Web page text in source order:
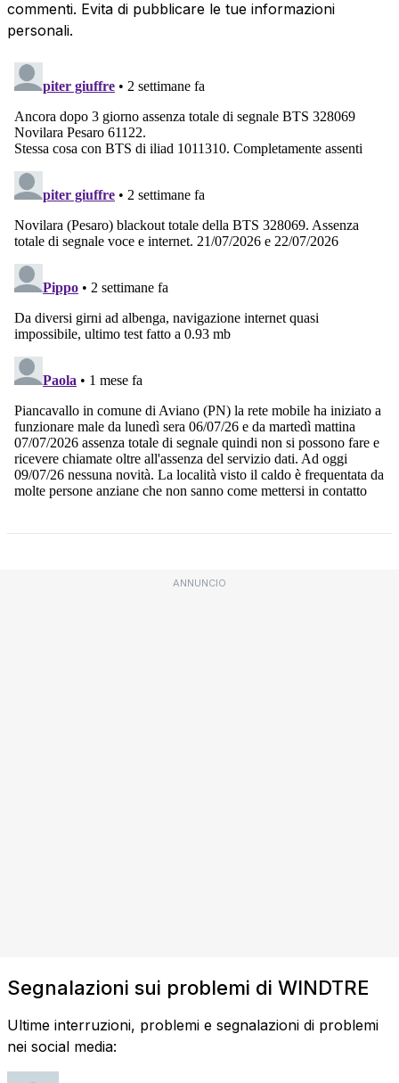
commenti. Evita di pubblicare le tue informazioni
personali.
ANNUNCIO
Segnalazioni sui problemi di WINDTRE
Ultime interruzioni, problemi e segnalazioni di problemi
nei social media: